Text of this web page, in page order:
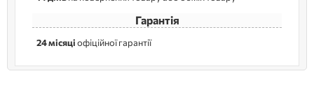
Гарантія
24 місяціофіційної гарантії